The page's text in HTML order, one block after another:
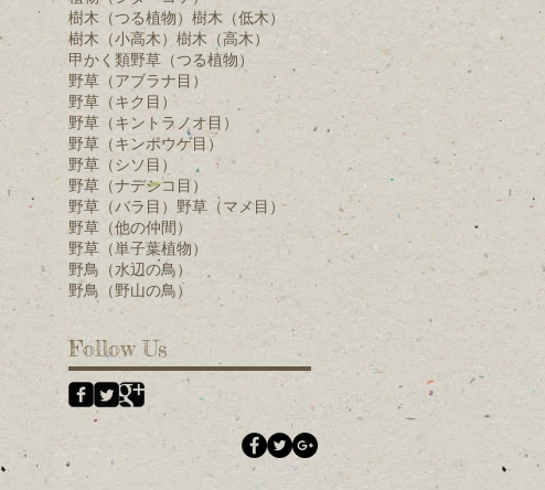
樹木（つる植物） 樹木（低木）
樹木（小高木） 樹木（高木）
甲かく類野草（つる植物）
野草（アブラナ目）
野草（キク目）
野草（キントラノオ目）
野草（キンポウゲ目）
野草（シソ目）
野草（ナデシコ目）
野草（バラ目） 野草（マメ目）
野草（他の仲間）
野草（単子葉植物）
野鳥（水辺の鳥）
野鳥（野山の鳥）
Follow Us